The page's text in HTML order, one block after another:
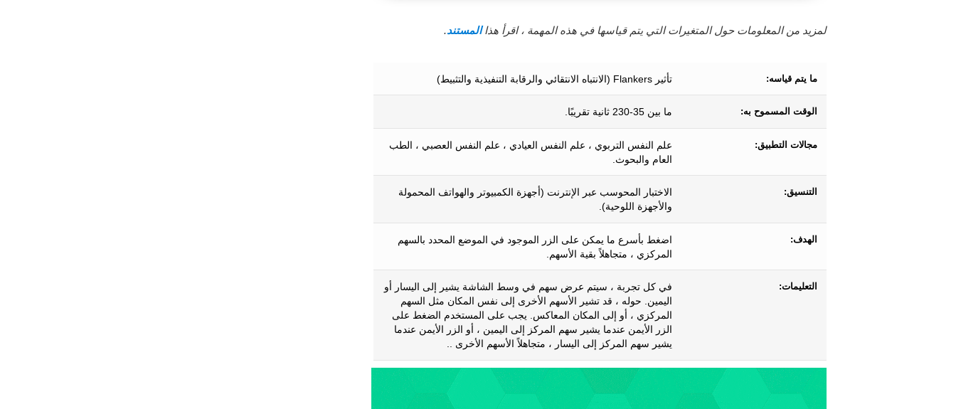
لمزيد من المعلومات حول المتغيرات التي يتم قياسها في هذه المهمة ، اقرأ هذاالمستند.
ما يتم قياسه: تأثير Flankers (الانتباه الانتقائي والرقابة التنفيذية والتثبيط)
الوقت المسموح به: ما بين 35-230 ثانية تقريبًا.
مجالات التطبيق:
علم النفس التربوي ، علم النفس العيادي ، علم النفس العصبي ، الطب
العام والبحوث.
التنسيق:
الاختبار المحوسب عبر الإنترنت (أجهزة الكمبيوتر والهواتف المحمولة
والأجهزة اللوحية).
الهدف:
اضغط بأسرع ما يمكن على الزر الموجود في الموضع المحدد بالسهم
المركزي ، متجاهلاً بقية الأسهم.
التعليمات:
في كل تجربة ، سيتم عرض سهم في وسط الشاشة يشير إلى اليسار أو
اليمين. حوله ، قد تشير الأسهم الأخرى إلى نفس المكان مثل السهم
المركزي ، أو إلى المكان المعاكس. يجب على المستخدم الضغط على
الزر الأيمن عندما يشير سهم المركز إلى اليمين ، أو الزر الأيمن عندما
يشير سهم المركز إلى اليسار ، متجاهلاً الأسهم الأخرى ..